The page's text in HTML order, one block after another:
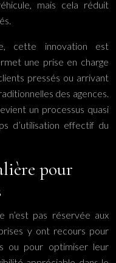
mais cela réduit
cette innovation est
une prise en charge
pressés ou arrivant
des agences.
un processus quasi
d’utilisation effectif du
pour
n’est pas réservée aux
y ont recours pour
ou pour optimiser leur